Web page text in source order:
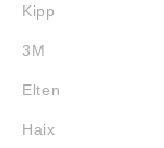
Kipp
3M
Elten
Haix